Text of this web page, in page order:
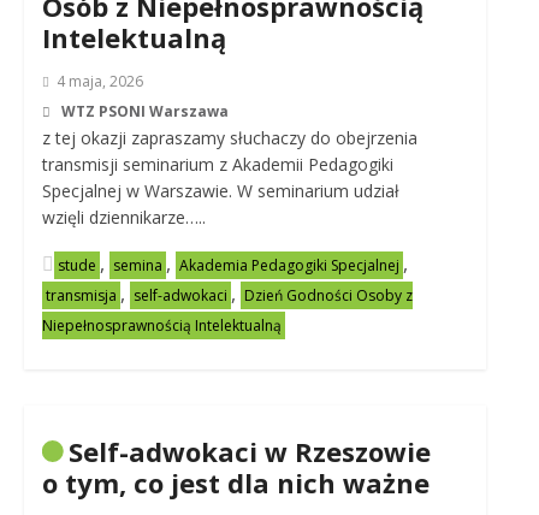
Intelektualną
4 maja, 2026
WTZ PSONI Warszawa
z tej okazji zapraszamy słuchaczy do obejrzenia
transmisji seminarium z Akademii Pedagogiki
Specjalnej w Warszawie. W seminarium udział
wzięli dziennikarze…..
stude , semina , Akademia Pedagogiki Specjalnej ,
transmisja , self-adwokaci , Dzień Godności Osoby z
Niepełnosprawnością Intelektualną
Self-adwokaci w Rzeszowie
o tym, co jest dla nich ważne